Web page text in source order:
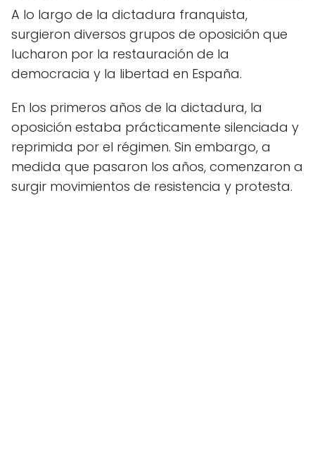
A lo largo de la dictadura franquista,
surgieron diversos grupos de oposición que
lucharon por la restauración de la
democracia y la libertad en España.
En los primeros años de la dictadura, la
oposición estaba prácticamente silenciada y
reprimida por el régimen. Sin embargo, a
medida que pasaron los años, comenzaron a
surgir movimientos de resistencia y protesta.